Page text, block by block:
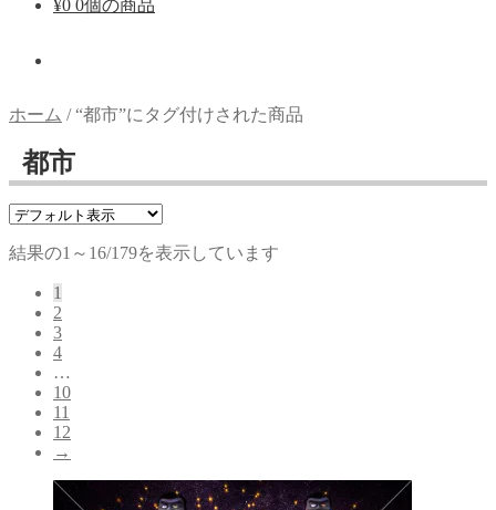
¥0 0個の商品
ホーム /“都市”にタグ付けされた商品
都市
結果の1～16/179を表示しています
1
2
3
4
…
10
11
12
→